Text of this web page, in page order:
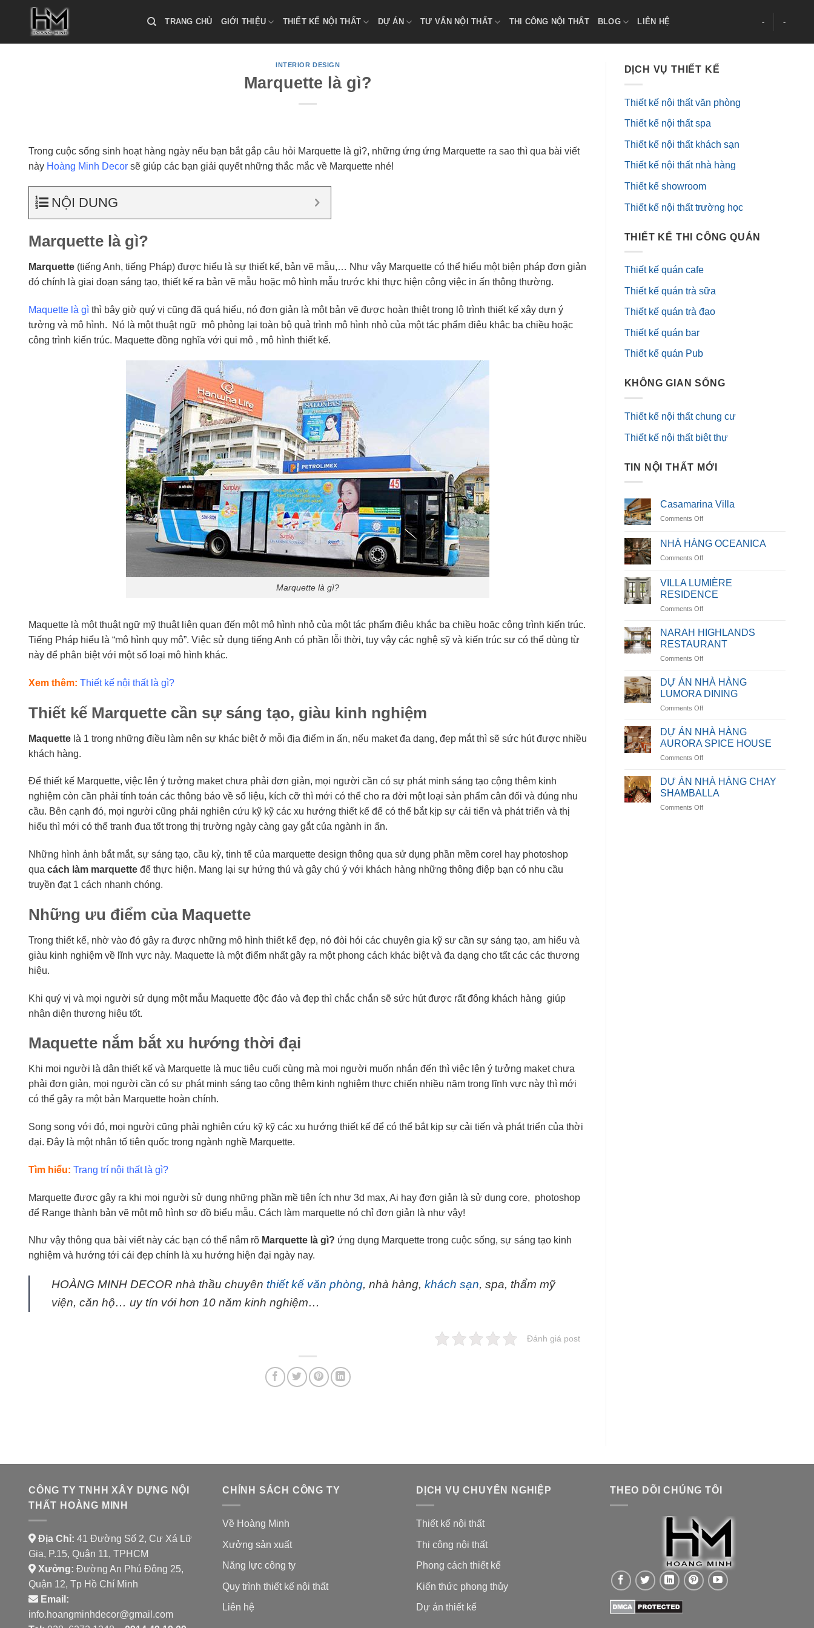
TRANG CHỦ GIỚI THIỆU THIẾT KẾ NỘI THẤT DỰ ÁN TƯ VẤN NỘI THẤT THI CÔNG NỘI THẤT BLOG LIÊN HỆ - -
INTERIOR DESIGN
Marquette là gì?
Trong cuộc sống sinh hoạt hàng ngày nếu bạn bắt gắp câu hỏi Marquette là gì?, những ứng ứng Marquette ra sao thì qua bài viết
này Hoàng Minh Decor sẽ giúp các bạn giải quyết những thắc mắc về Marquette nhé!
NỘI DUNG
Marquette là gì?
Marquette (tiếng Anh, tiếng Pháp) được hiểu là sự thiết kế, bản vẽ mẫu,… Như vậy Marquette có thể hiểu một biện pháp đơn giản
đó chính là giai đoạn sáng tạo, thiết kế ra bản vẽ mẫu hoặc mô hình mẫu trước khi thực hiện công việc in ấn thông thường.
Maquette là gì thì bây giờ quý vị cũng đã quá hiểu, nó đơn giản là một bản vẽ được hoàn thiệt trong lộ trình thiết kế xây dựn ý
tưởng và mô hình. Nó là một thuật ngữ mô phỏng lại toàn bộ quả trình mô hình nhỏ của một tác phẩm điêu khắc ba chiều hoặc
công trình kiến trúc. Maquette đồng nghĩa với qui mô , mô hình thiết kế.
Marquette là gì?
Maquette là một thuật ngữ mỹ thuật liên quan đến một mô hình nhỏ của một tác phẩm điêu khắc ba chiều hoặc công trình kiến ​​trúc.
Tiếng Pháp hiểu là “mô hình quy mô”. Việc sử dụng tiếng Anh có phần lỗi thời, tuy vậy các nghệ sỹ và kiến ​​trúc sư có thể dùng từ
này để phân biệt với một số loại mô hình khác.
Xem thêm: Thiết kế nội thất là gì?
Thiết kế Marquette cần sự sáng tạo, giàu kinh nghiệm
Maquette là 1 trong những điều làm nên sự khác biệt ở mỗi địa điểm in ấn, nếu maket đa dạng, đẹp mắt thì sẽ sức hút được nhiều
khách hàng.
Để thiết kế Marquette, việc lên ý tưởng maket chưa phải đơn giản, mọi người cần có sự phát minh sáng tạo cộng thêm kinh
nghiệm còn cần phải tính toán các thông báo về số liệu, kích cỡ thì mới có thể cho ra đời một loại sản phẩm cân đối và đúng nhu
cầu. Bên cạnh đó, mọi người cũng phải nghiên cứu kỹ kỹ các xu hướng thiết kế để có thể bắt kịp sự cải tiến và phát triển và thị
hiếu thì mới có thể tranh đua tốt trong thị trường ngày càng gay gắt của ngành in ấn.
Những hình ảnh bắt mắt, sự sáng tạo, cầu kỳ, tinh tế của marquette design thông qua sử dụng phần mềm corel hay photoshop
qua cách làm marquette để thực hiện. Mang lại sự hứng thú và gây chú ý với khách hàng những thông điệp bạn có nhu cầu
truyền đạt 1 cách nhanh chóng.
Những ưu điểm của Maquette
Trong thiết kế, nhờ vào đó gây ra được những mô hình thiết kế đẹp, nó đòi hỏi các chuyên gia kỹ sư cần sự sáng tạo, am hiểu và
giàu kinh nghiệm về lĩnh vực này. Maquette là một điểm nhất gây ra một phong cách khác biệt và đa dạng cho tất các các thương
hiệu.
Khi quý vị và mọi người sử dụng một mẫu Maquette độc đáo và đẹp thì chắc chắn sẽ sức hút được rất đông khách hàng giúp
nhận diện thương hiệu tốt.
Maquette nắm bắt xu hướng thời đại
Khi mọi người là dân thiết kế và Marquette là mục tiêu cuối cùng mà mọi người muốn nhắn đến thì việc lên ý tưởng maket chưa
phải đơn giản, mọi người cần có sự phát minh sáng tạo cộng thêm kinh nghiệm thực chiến nhiều năm trong lĩnh vực này thì mới
có thể gây ra một bản Marquette hoàn chính.
Song song với đó, mọi người cũng phải nghiên cứu kỹ kỹ các xu hướng thiết kế để có thể bắt kịp sự cải tiến và phát triển của thời
đại. Đây là một nhân tố tiên quốc trong ngành nghề Marquette.
Tìm hiểu: Trang trí nội thất là gì?
Marquette được gây ra khi mọi người sử dụng những phần mề tiên ích như 3d max, Ai hay đơn giản là sử dụng core, photoshop
để Range thành bản vẽ một mô hình sơ đồ biểu mẫu. Cách làm marquette nó chỉ đơn giản là như vậy!
Như vậy thông qua bài viết này các bạn có thể nắm rõ Marquette là gì? ứng dụng Marquette trong cuộc sống, sự sáng tạo kinh
nghiệm và hướng tới cái đẹp chính là xu hướng hiện đại ngày nay.
HOÀNG MINH DECOR nhà thầu chuyên thiết kế văn phòng, nhà hàng, khách sạn, spa, thẩm mỹ
viện, căn hộ… uy tín với hơn 10 năm kinh nghiệm…
Đánh giá post
DỊCH VỤ THIẾT KẾ
Thiết kế nội thất văn phòng
Thiết kế nội thất spa
Thiết kế nội thất khách sạn
Thiết kế nội thất nhà hàng
Thiết kế showroom
Thiết kế nội thất trường học
THIẾT KẾ THI CÔNG QUÁN
Thiết kế quán cafe
Thiết kế quán trà sữa
Thiết kế quán trà đạo
Thiết kế quán bar
Thiết kế quán Pub
KHÔNG GIAN SỐNG
Thiết kế nội thất chung cư
Thiết kế nội thất biệt thự
TIN NỘI THẤT MỚI
Casamarina Villa
Comments Offon
Villa
NHÀ HÀNG OCEANICA
Comments Offon
HÀNG
OCEANICA
VILLA LUMIÈRE
RESIDENCE
Comments Offon
LUMIÈRE
RESIDENCE
NARAH HIGHLANDS
RESTAURANT
Comments Offon
HIGHLANDS
RESTAURANT
DỰ ÁN NHÀ HÀNG
LUMORA DINING
Comments Offon
ÁN
NHÀ
HÀNG
LUMORA
DỰ ÁN NHÀ HÀNG
AURORA SPICE HOUSE
Comments Offon
ÁN
NHÀ
HÀNG
AURORA
DỰ ÁN NHÀ HÀNG CHAY
SHAMBALLA
Comments Offon
CÔNG TY TNHH XÂY DỰNG NỘI
THẤT HOÀNG MINH
Địa Chỉ: 41 Đường Số 2, Cư Xá Lữ
Gia, P.15, Quận 11, TPHCM
Xưởng: Đường An Phú Đông 25,
Quận 12, Tp Hồ Chí Minh
Email:
info.hoangminhdecor@gmail.com
CHÍNH SÁCH CÔNG TY
Về Hoàng Minh
Xưởng sản xuất
Năng lực công ty
Quy trình thiết kế nội thất
Liên hệ
DỊCH VỤ CHUYÊN NGHIỆP
Thiết kế nội thất
Thi công nội thất
Phong cách thiết kế
Kiến thức phong thủy
Dự án thiết kế
THEO DÕI CHÚNG TÔI